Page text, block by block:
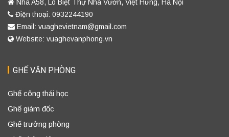
Nhà A58, Lô Biệt Thự Nhà Vườn, Việt Hưng, Hà Nội
Điện thoại: 0932244190
Email: vuaghevietnam@gmail.com
Website: vuaghevanphong.vn
GHẾ VĂN PHÒNG
Ghế công thái học
Ghế giám đốc
Ghế trưởng phòng